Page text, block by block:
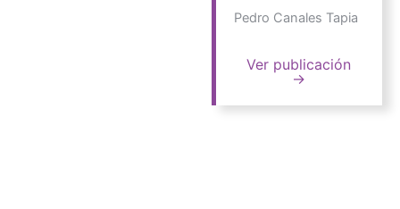
Pedro Canales Tapia
Ver publicación
→